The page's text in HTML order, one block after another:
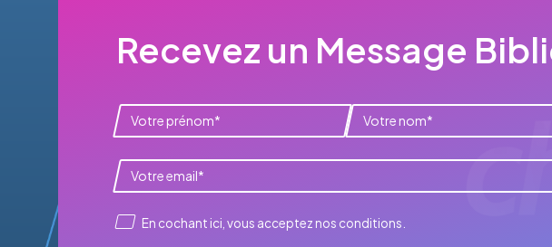
Recevez un Message
En cochant ici, vous acceptez nos conditions